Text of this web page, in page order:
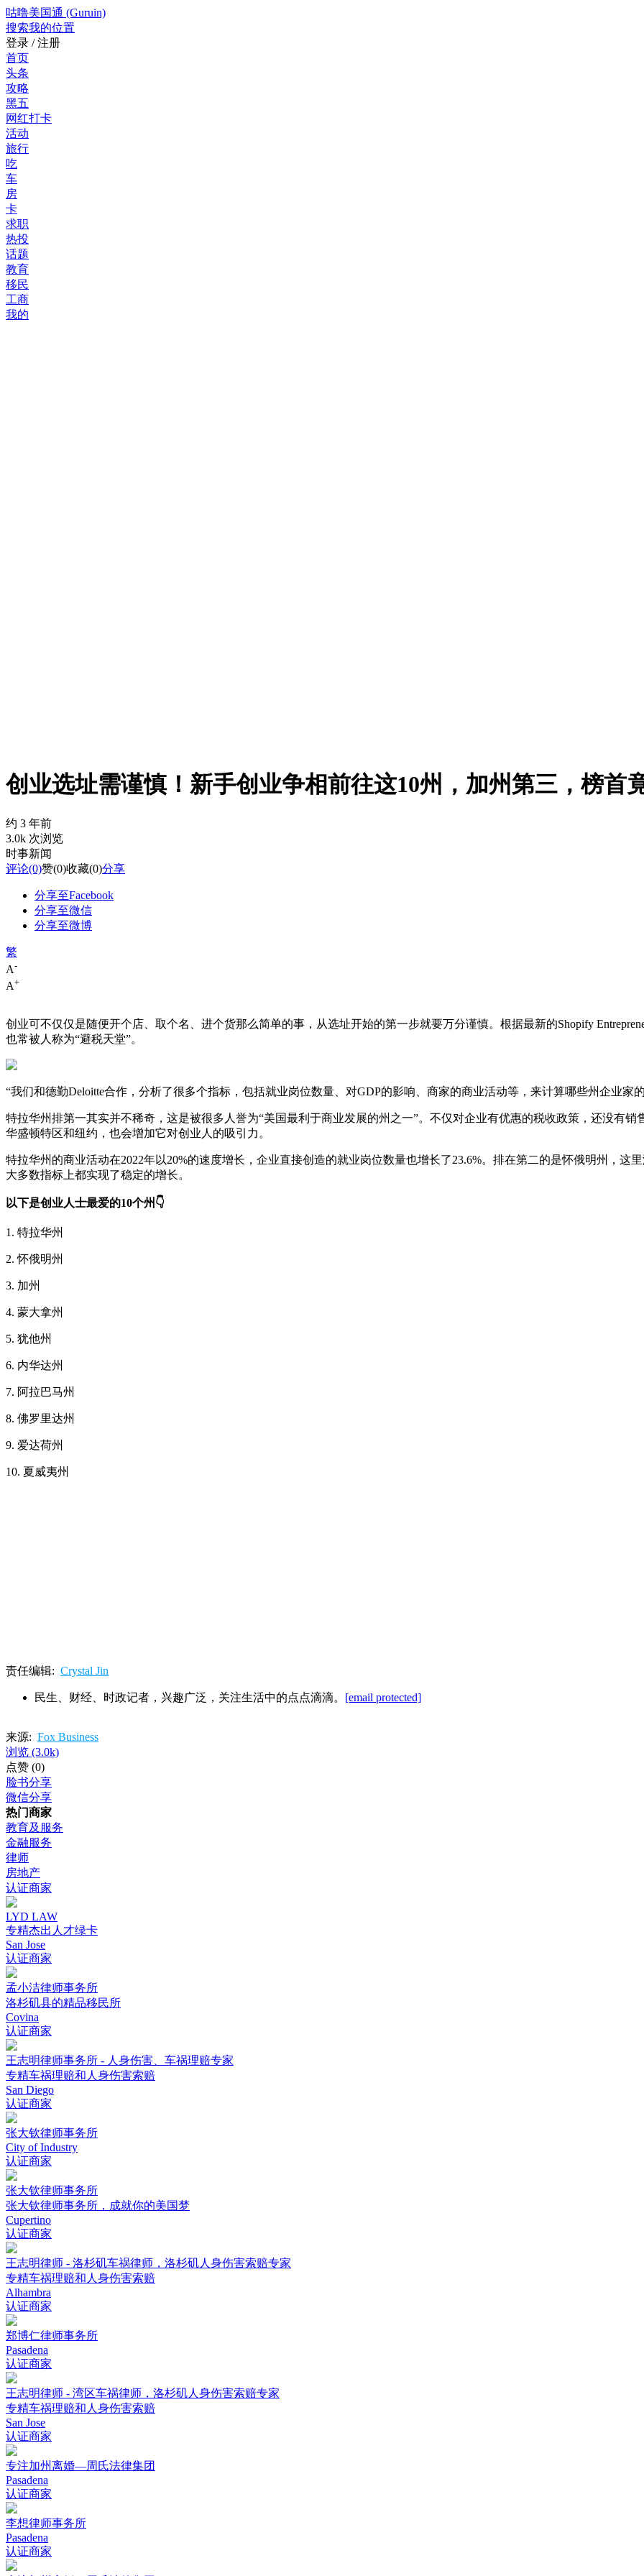
咕噜美国通 (Guruin)
搜索我的位置
登录 / 注册
首页
头条
攻略
黑五
网红打卡
活动
旅行
吃
车
房
卡
求职
热投
话题
教育
移民
工商
我的
创业选址需谨慎！新手创业争相前往这10州，加州第三，榜首
约 3 年前
3.0k 次浏览
时事新闻
评论(0)赞(0)收藏(0)分享
分享至Facebook
分享至微信
分享至微博
繁
A-
A+
创业可不仅仅是随便开个店、取个名、进个货那么简单的事，从选址开始的第一步就要万分谨慎。根据最新的Shopify
也常被人称为“避税天堂”。
“我们和德勤Deloitte合作，分析了很多个指标，包括就业岗位数量、对GDP的影响、商家的商业活动等，来计算哪些州企业家
特拉华州排第一其实并不稀奇，这是被很多人誉为“美国最利于商业发展的州之一”。不仅对企业有优惠的税收政策，还没有
华盛顿特区和纽约，也会增加它对创业人的吸引力。
特拉华州的商业活动在2022年以20%的速度增长，企业直接创造的就业岗位数量也增长了23.6%。排在第二的是怀俄明州，这
大多数指标上都实现了稳定的增长。
以下是创业人士最爱的10个州👇
1. 特拉华州
2. 怀俄明州
3. 加州
4. 蒙大拿州
5. 犹他州
6. 内华达州
7. 阿拉巴马州
8. 佛罗里达州
9. 爱达荷州
10. 夏威夷州
责任编辑: Crystal Jin
民生、财经、时政记者，兴趣广泛，关注生活中的点点滴滴。 [email protected]
来源: Fox Business
浏览 (3.0k)
点赞 (0)
脸书分享
微信分享
热门商家
教育及服务
金融服务
律师
房地产
认证商家
LYD LAW
专精杰出人才绿卡
San Jose
认证商家
孟小洁律师事务所
洛杉矶县的精品移民所
Covina
认证商家
王志明律师事务所 - 人身伤害、车祸理赔专家
专精车祸理赔和人身伤害索赔
San Diego
认证商家
张大钦律师事务所
City of Industry
认证商家
张大钦律师事务所
张大钦律师事务所，成就你的美国梦
Cupertino
认证商家
王志明律师 - 洛杉矶车祸律师，洛杉矶人身伤害索赔专家
专精车祸理赔和人身伤害索赔
Alhambra
认证商家
郑博仁律师事务所
Pasadena
认证商家
王志明律师 - 湾区车祸律师，洛杉矶人身伤害索赔专家
专精车祸理赔和人身伤害索赔
San Jose
认证商家
专注加州离婚—周氏法律集团
Pasadena
认证商家
李想律师事务所
Pasadena
认证商家